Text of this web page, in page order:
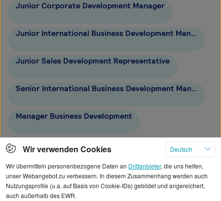
Junior Corporate Development Manager
Junior International Business Development Manager
Junior Sales Development Representative
Senior International Business Development Manager
Manager Business Development
Wir verwenden Cookies
Deutsch
Wir übermitteln personenbezogene Daten an Drittanbieter, die uns helfen,
unser Webangebot zu verbessern. In diesem Zusammenhang werden auch
Nutzungsprofile (u.a. auf Basis von Cookie-IDs) gebildet und angereichert,
auch außerhalb des EWR.